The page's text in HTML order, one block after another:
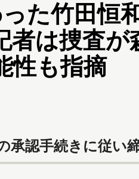
た竹田恒
者は捜査
性も指摘
承認手続きに従い